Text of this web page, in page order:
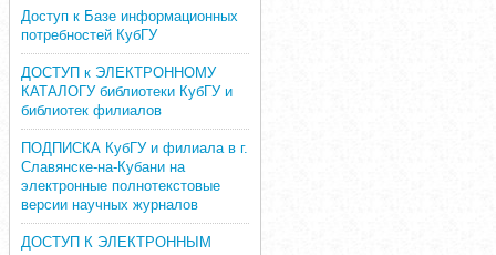
Доступ к Базе информационных
потребностей КубГУ
ДОСТУП к ЭЛЕКТРОННОМУ
КАТАЛОГУ библиотеки КубГУ и
библиотек филиалов
ПОДПИСКА КубГУ и филиала в г.
Славянске-на-Кубани на
электронные полнотекстовые
версии научных журналов
ДОСТУП К ЭЛЕКТРОННЫМ